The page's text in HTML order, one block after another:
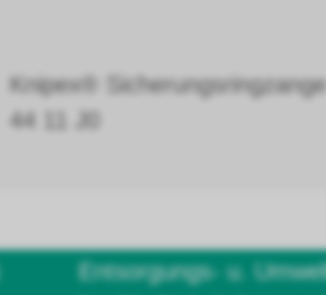
Knipex®
44 11 J0
Entsorgungs- u.